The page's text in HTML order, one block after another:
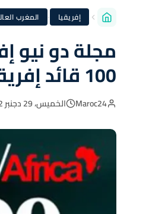
إفريقيا · المغرب
مجلة دو نيو
100 قائد إفريقي لسنة 2022
Maroc24 الخميس، 29 دجنبر 2022 - 10:10